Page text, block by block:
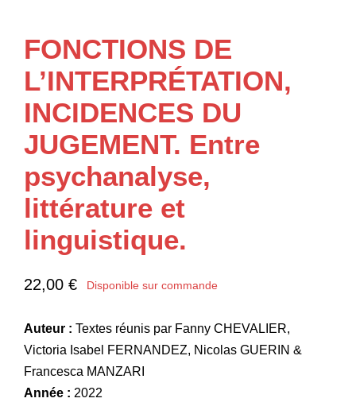
FONCTIONS DE
L’INTERPRÉTATION,
INCIDENCES DU
JUGEMENT. Entre
psychanalyse,
littérature et
linguistique.
22,00 € Disponible sur commande
Auteur : Textes réunis par Fanny CHEVALIER,
Victoria Isabel FERNANDEZ, Nicolas GUERIN &
Francesca MANZARI
Année : 2022